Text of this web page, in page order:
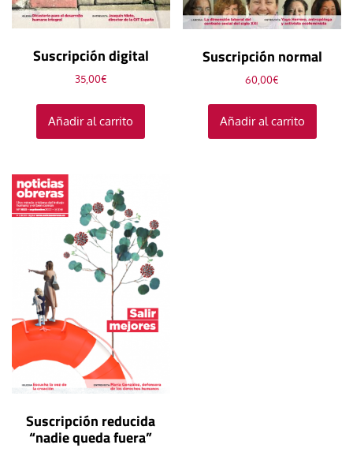
Suscripción digital
35,00€
Añadir al carrito
Suscripción normal
60,00€
Añadir al carrito
Suscripción reducida
“nadie queda fuera”